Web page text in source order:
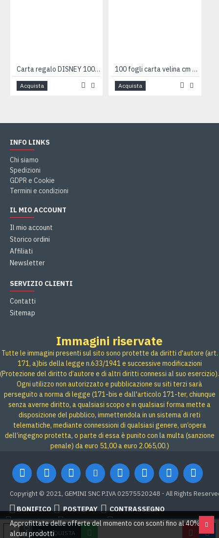
ACQUISTA
Carta regalo DISNEY 100 fogli
Acquista
100 fogli carta velina cm 100x140 - 21gr
Acquista
INFO LINKS
Chi siamo
Spedizioni
GDPR e Cookie
Termini e condizioni
IL MIO ACCOUNT
Il mio account
Storico ordini
Affiliati
Newsletter
SERVIZIO CLIENTI
Contatti
Sitemap
Immagini riservate
Tutte le immagini presenti sul sito sono protette da diritti d'autore (art.
171, a)bis della legge n.633/1941 e successive modificazioni
(Protezione del diritto d’autore e di altri diritti connessi al suo esercizio).
Ogni utilizzo non autorizzato e pubblicazione su siti terzi sarà
perseguito a norma di legge (171-bis e dall'articolo 171-ter, chiunque
senza averne diritto, a qualsiasi scopo e in qualsiasi forma mette a
disposizione del pubblico, immettendola in un sistema di reti
telematiche, mediante connessioni di qualsiasi genere, un’opera
dell’ingegno protetta, o parte di essa è punito con la multa (sanzione
penale) da euro 51,00 a euro 2.065,00.)
Copyright © 2021, GEMINI SNC P.IVA 02575520248 - All Rights
BONIFICO POSTEPAY
CONTRASSEGNO
Credit card
Google Pay PAYPAL
Approfittate delle offerte del momento con sconti fino al 40% su
alcuni prodotti